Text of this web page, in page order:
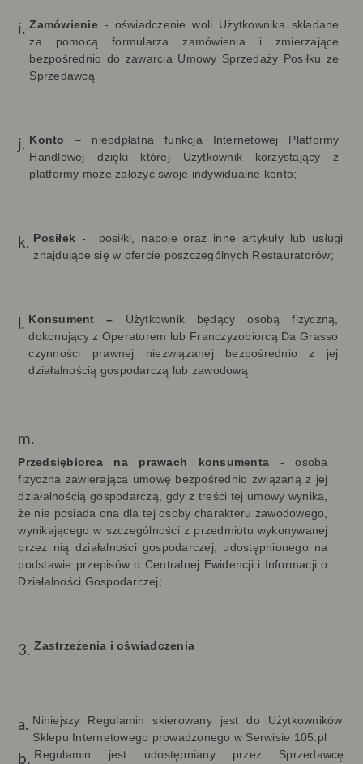
Zamówienie- oświadczenie woli Użytkownika składane
za pomocą formularza zamówienia i zmierzające
bezpośrednio do zawarcia Umowy Sprzedaży Posiłku ze
Sprzedawcą
Konto
– nieodpłatna funkcja Internetowej Platformy
Handlowej dzięki której Użytkownik korzystający z
platformy może założyć swoje indywidualne konto;
Posiłek -
posiłki, napoje oraz inne artykuły lub usługi
znajdujące się w ofercie poszczególnych Restauratorów;
Konsument – Użytkownik będący osobą fizyczną,
dokonujący z Operatorem lub Franczyzobiorcą Da Grasso
czynności prawnej niezwiązanej bezpośrednio z jej
działalnością gospodarczą lub zawodową
Przedsiębiorca na prawach konsumenta -osoba
fizyczna zawierająca umowę bezpośrednio związaną z jej
działalnością gospodarczą, gdy z treści tej umowy wynika,
że nie posiada ona dla tej osoby charakteru zawodowego,
wynikającego w szczególności z przedmiotu wykonywanej
przez nią działalności gospodarczej, udostępnionego na
podstawie przepisów o Centralnej Ewidencji i Informacji o
Działalności Gospodarczej;
Zastrzeżenia i oświadczenia
Niniejszy Regulamin skierowany jest do Użytkowników
Sklepu Internetowego prowadzonego w Serwisie 105.pl
Regulamin jest udostępniany przez Sprzedawcę